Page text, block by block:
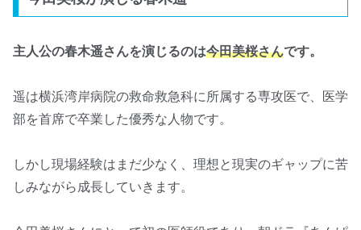
主人公の春木遥さんを演じるのは今田美桜さんです。
遥は横浜湾岸病院の救命救急科に所属する専攻医で、医学
部を首席で卒業した優秀な人物です。
しかし現場経験はまだ少なく、理想と現実のギャップに苦
しみながら成長していきます。